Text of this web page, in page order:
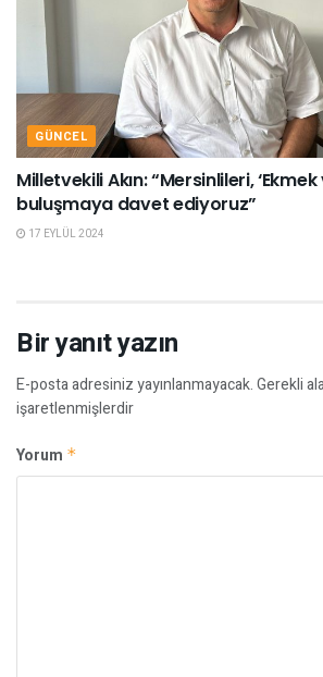
GÜNCEL
Milletvekili Akın: “Mersinlileri,
buluşmaya davet ediyoruz”
17 EYLÜL 2024
Bir yanıt yazın
E-posta adresiniz yayınlanmayacak.Gerekli
işaretlenmişlerdir
Yorum *